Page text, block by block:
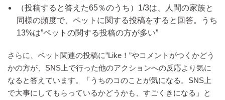
（投稿すると答えた65％のうち）1/3は、人間の家族と
同様の頻度で、ペットに関する投稿をすると回答。うち
13%は”ペットの関する投稿の方が多い”
さらに、ペット関連の投稿に”Like！”やコメントがつくかどう
かの方が、SNS上で行った他のアクションへの反応より気に
なると答えています。「うちのコのことが気になる。SNS上
で大事にしてもらっているかどうかも、すごくきになる」と